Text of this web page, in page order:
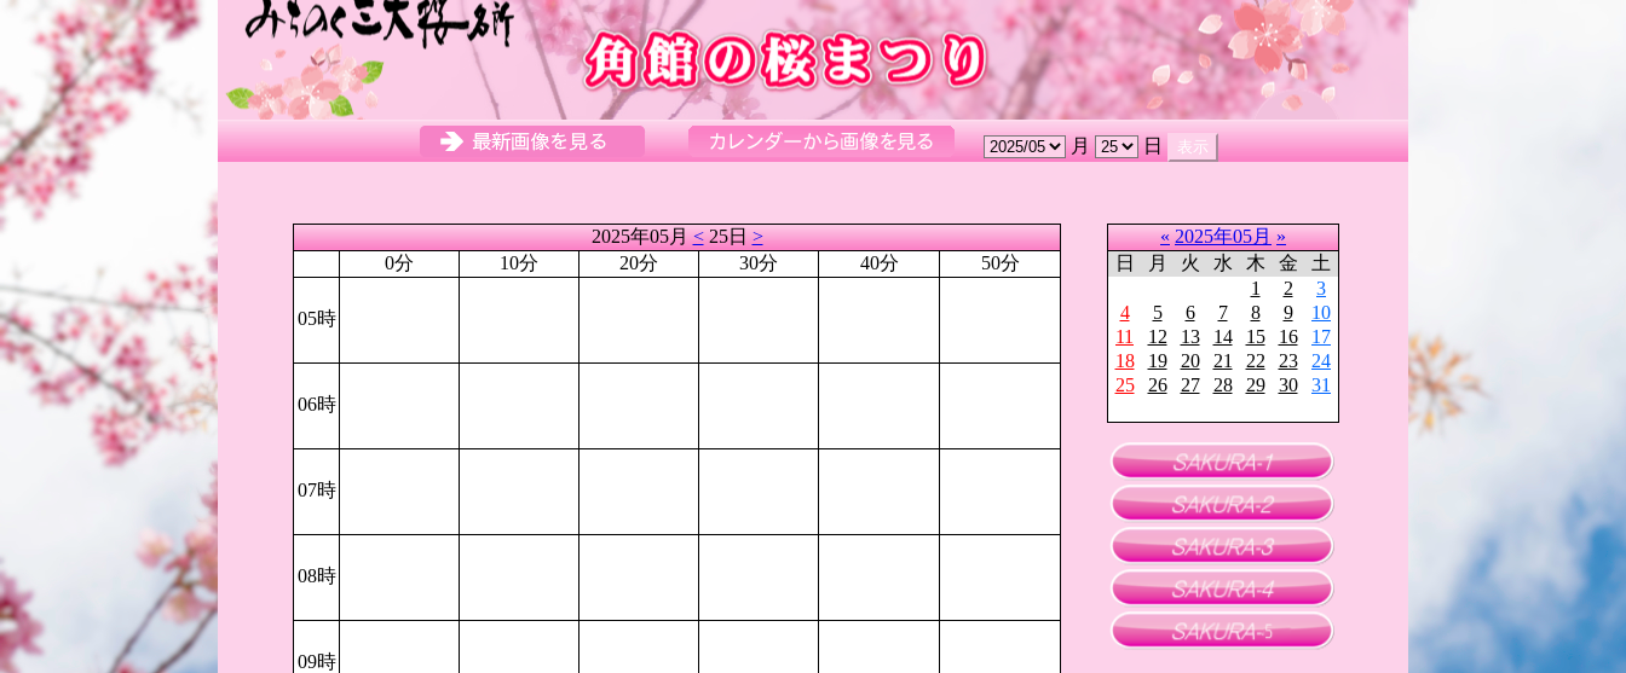
月 日
2025年05月<25日>
0分
10分 20分 30分 40分 50分
05時
06時
07時
08時
09時
« 2025年05月 »
日
月 火 水 木 金
土
1
2
3
4
5 6 7 8 9
10
11
12 13 14 15 16
17
18
19 20 21 22 23
24
25
26 27 28 29 30 31